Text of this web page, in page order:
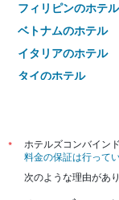
フィリピンのホテル
ベトナムのホテル
イタリアのホテル
タイのホテル
*
ホテルズコンバイン
料金の保証は行って
次のような理由があり